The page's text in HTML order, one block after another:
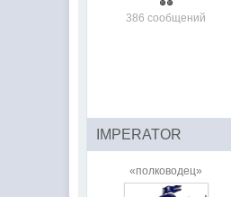
386 сообщений
IMPERATOR
«полководец»